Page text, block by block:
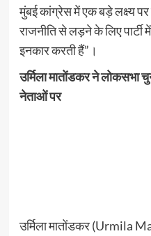
मुंबई कांग्रेस में एक बड़े लक्ष्य
राजनीति से लड़ने के लिए पार्टी
इनकार करती हैं”।
उर्मिला मातोंडकर ने लोकसभा
नेताओं पर
उर्मिला मातोंडकर (Urmila